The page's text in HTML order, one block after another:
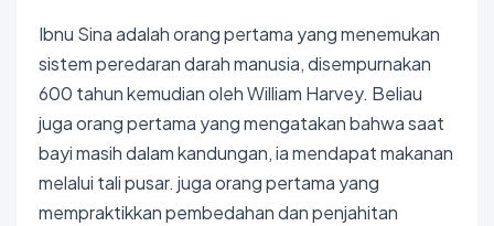
Ibnu Sina adalah orang pertama yang menemukan
sistem peredaran darah manusia, disempurnakan
600 tahun kemudian oleh William Harvey. Beliau
juga orang pertama yang mengatakan bahwa saat
bayi masih dalam kandungan, ia mendapat makanan
melalui tali pusar. juga orang pertama yang
mempraktikkan pembedahan dan penjahitan